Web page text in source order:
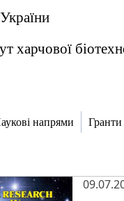
харчової
напрями Гранти